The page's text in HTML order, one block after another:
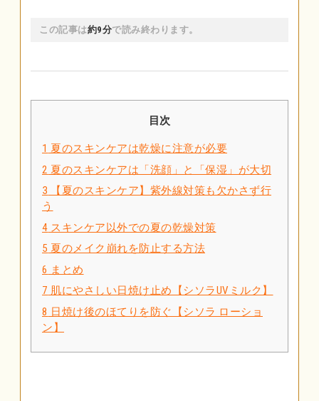
この記事は約9分で読み終わります。
目次
1 夏のスキンケアは乾燥に注意が必要
2 夏のスキンケアは「洗顔」と「保湿」が大切
3 【夏のスキンケア】紫外線対策も欠かさず行
う
4 スキンケア以外での夏の乾燥対策
5 夏のメイク崩れを防止する方法
6 まとめ
7 肌にやさしい日焼け止め【シソラUVミルク】
8 日焼け後のほてりを防ぐ【シソラ ローショ
ン】